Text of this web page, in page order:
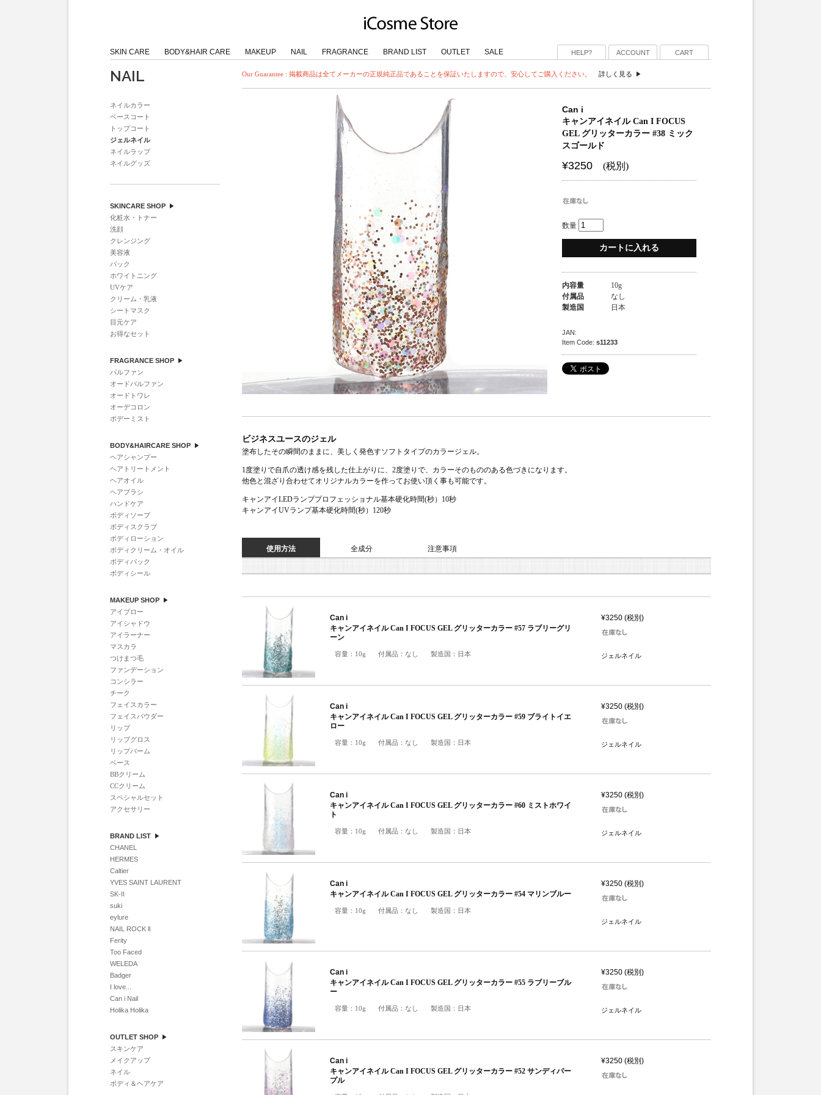
SKIN CARE BODY&HAIR CARE MAKEUP NAIL FRAGRANCE BRAND LIST OUTLET SALE CART
ACCOUNT
HELP?
Our Guarantee : 掲載商品は全てメーカーの正規純正品であることを保証いたしますので、安心してご購入ください。 詳しく見る
Can i
キャンアイネイル Can I FOCUS
GEL グリッターカラー #38 ミック
スゴールド
¥3250 (税別)
数量
カートに入れる
内容量
10g
付属品
なし
製造国
日本
JAN:
Item Code: s11233
ビジネスユースのジェル
塗布したその瞬間のままに、美しく発色すソフトタイプのカラージェル。
1度塗りで自爪の透け感を残した仕上がりに、2度塗りで、カラーそのもののある色づきになります。
他色と混ざり合わせてオリジナルカラーを作ってお使い頂く事も可能です。
キャンアイLEDランププロフェッショナル基本硬化時間(秒）10秒
キャンアイUVランプ基本硬化時間(秒）120秒
使用方法 全成分 注意事項
Can i
キャンアイネイル Can I FOCUS GEL グリッターカラー #57 ラブリーグリ
ーン
容量： 10g 付属品： なし 製造国： 日本
¥3250 (税別)
ジェルネイル
Can i
キャンアイネイル Can I FOCUS GEL グリッターカラー #59 ブライトイエ
ロー
容量： 10g 付属品： なし 製造国： 日本
¥3250 (税別)
ジェルネイル
Can i
キャンアイネイル Can I FOCUS GEL グリッターカラー #60 ミストホワイ
ト
容量： 10g 付属品： なし 製造国： 日本
¥3250 (税別)
ジェルネイル
Can i
キャンアイネイル Can I FOCUS GEL グリッターカラー #54 マリンブルー
容量： 10g 付属品： なし 製造国： 日本
¥3250 (税別)
ジェルネイル
Can i
キャンアイネイル Can I FOCUS GEL グリッターカラー #55 ラブリーブル
ー
容量： 10g 付属品： なし 製造国： 日本
¥3250 (税別)
ジェルネイル
Can i
キャンアイネイル Can I FOCUS GEL グリッターカラー #52 サンディパー
プル
¥3250 (税別)
NAIL
ネイルカラー
ベースコート
トップコート
ジェルネイル
ネイルラップ
ネイルグッズ
SKINCARE SHOP
化粧水・トナー
洗顔
クレンジング
美容液
パック
ホワイトニング
UVケア
クリーム・乳液
シートマスク
目元ケア
お得なセット
FRAGRANCE SHOP
パルファン
オードパルファン
オードトワレ
オーデコロン
ボデーミスト
BODY&HAIRCARE SHOP
ヘアシャンプー
ヘアトリートメント
ヘアオイル
ヘアブラシ
ハンドケア
ボディソープ
ボディスクラブ
ボディローション
ボディクリーム・オイル
ボディパック
ボディシール
MAKEUP SHOP
アイブロー
アイシャドウ
アイラーナー
マスカラ
つけまつ毛
ファンデーション
コンシラー
チーク
フェイスカラー
フェイスパウダー
リップ
リップグロス
リップバーム
ベース
BBクリーム
CCクリーム
スペシャルセット
アクセサリー
BRAND LIST
CHANEL
HERMES
Caltier
YVES SAINT LAURENT
SK-II
suki
eylure
NAIL ROCK ll
Ferity
Too Faced
WELEDA
Badger
I love...
Can i Nail
Holika Holika
OUTLET SHOP
スキンケア
メイクアップ
ネイル
ボディ＆ヘアケア